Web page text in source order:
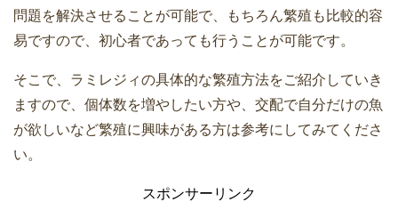
問題を解決させることが可能で、もちろん繁殖も比較的容
易ですので、初心者であっても行うことが可能です。
そこで、ラミレジィの具体的な繁殖方法をご紹介していき
ますので、個体数を増やしたい方や、交配で自分だけの魚
が欲しいなど繁殖に興味がある方は参考にしてみてくださ
い。
スポンサーリンク